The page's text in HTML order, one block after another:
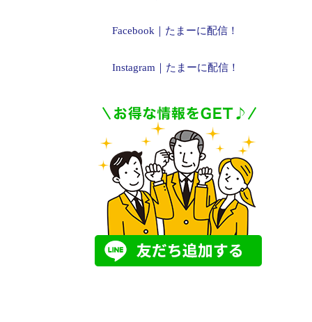
Facebook｜たまーに配信！
Instagram｜たまーに配信！